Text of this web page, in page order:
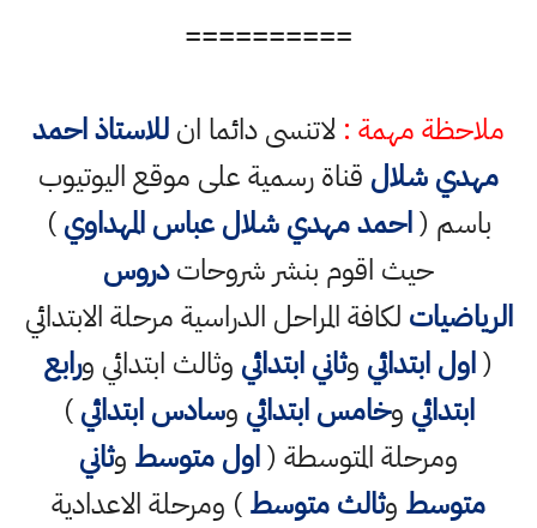
==========
ملاحظة مهمة : لاتنسى دائما انللاستاذ احمد
مهدي شلال قناة رسمية على موقع اليوتيوب
باسم (احمد مهدي شلال عباس المهداوي)
حيث اقوم بنشر شروحاتدروس
الرياضيات لكافة المراحل الدراسية مرحلة الابتدائي
(اول ابتدائي وثاني ابتدائي وثالث ابتدائي ورابع
ابتدائي وخامس ابتدائي وسادس ابتدائي)
ومرحلة المتوسطة (اول متوسط وثاني
متوسط وثالث متوسط) ومرحلة الاعدادية